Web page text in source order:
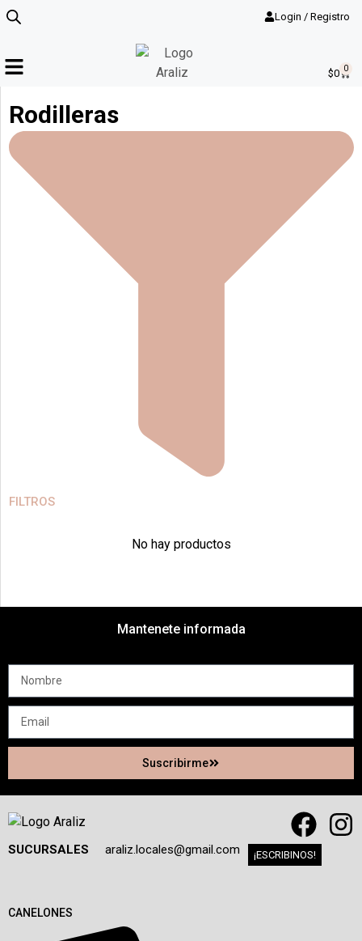
$0 0
Login / Registro
Rodilleras
FILTROS
No hay productos
Mantenete informada
Suscribirme
SUCURSALES araliz.locales@gmail.com ¡ESCRIBINOS!
CANELONES